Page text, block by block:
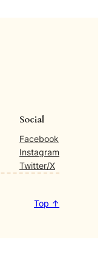
Social
Facebook
Instagram
Twitter/X
Top ↑